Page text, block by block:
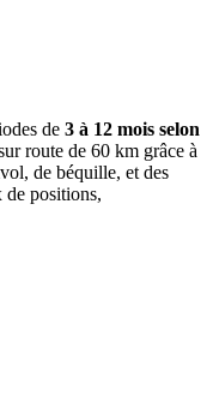
de 3 à 12 mois selon
route de 60 km grâce à
de béquille, et des
de positions,